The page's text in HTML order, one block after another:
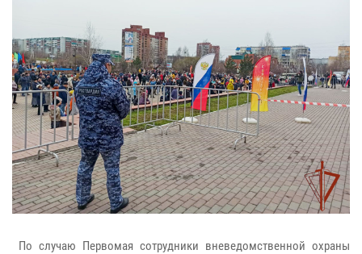
По случаю Первомая сотрудники вневедомственной охраны